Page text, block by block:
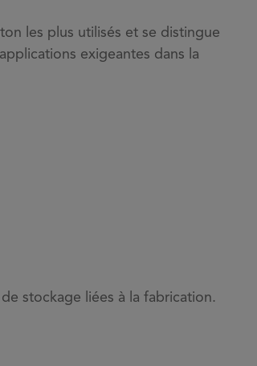
les plus utilisés et se distingue
exigeantes dans la
stockage liées à la fabrication.